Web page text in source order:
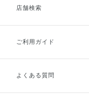
店舗検索
ご利用ガイド
ご利用ガイドトップ
よくある質問